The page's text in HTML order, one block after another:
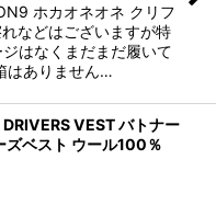
ホカオネオネ クリフ
などはございますが特
はなくまだまだ履いて
はありません…
VEST バトナー
ズベスト ウール100％